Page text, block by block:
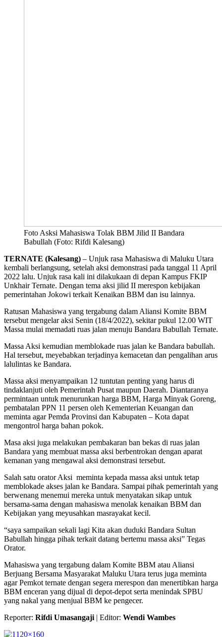
Foto Asksi Mahasiswa Tolak BBM Jilid II Bandara
Babullah (Foto: Rifdi Kalesang)
TERNATE (Kalesang) – Unjuk rasa Mahasiswa di Maluku Utara
kembali berlangsung, setelah aksi demonstrasi pada tanggal 11 April
2022 lalu. Unjuk rasa kali ini dilakukaan di depan Kampus FKIP
Unkhair Ternate. Dengan tema aksi jilid II merespon kebijakan
pemerintahan Jokowi terkait Kenaikan BBM dan isu lainnya.
Ratusan Mahasiswa yang tergabung dalam Aliansi Komite BBM
tersebut mengelar aksi Senin (18/4/2022), sekitar pukul 12.00 WIT
Massa mulai memadati ruas jalan menuju Bandara Babullah Ternate.
Massa Aksi kemudian memblokade ruas jalan ke Bandara babullah.
Hal tersebut, meyebabkan terjadinya kemacetan dan pengalihan arus
lalulintas ke Bandara.
Massa aksi menyampaikan 12 tuntutan penting yang harus di
tindaklanjuti oleh Pemerintah Pusat maupun Daerah. Diantaranya
permintaan untuk menurunkan harga BBM, Harga Minyak Goreng,
pembatalan PPN 11 persen oleh Kementerian Keuangan dan
meminta agar Pemda Provinsi dan Kabupaten – Kota dapat
mengontrol harga bahan pokok.
Masa aksi juga melakukan pembakaran ban bekas di ruas jalan
Bandara yang membuat massa aksi berbentrokan dengan aparat
kemanan yang mengawal aksi demonstrasi tersebut.
Salah satu orator Aksi meminta kepada massa aksi untuk tetap
memblokade akses jalan ke Bandara. Sampai pihak pemerintah yang
berwenang menemui mereka untuk menyatakan sikap untuk
bersama-sama dengan mahasiswa menolak kenaikan BBM dan
Kebijakan yang meyusahkan masrayakat kecil.
“saya sampaikan sekali lagi Kita akan duduki Bandara Sultan
Babullah hingga pihak terkait datang bertemu massa aksi” Tegas
Orator.
Mahasiswa yang tergabung dalam Komite BBM atau Aliansi
Berjuang Bersama Masyarakat Maluku Utara terus juga meminta
agar Pemkot ternate dengan segera merespon dan menertibkan harga
BBM enceran yang dijual di depot-depot serta menindak SPBU
yang nakal yang menjual BBM ke pengecer.
Reporter: Rifdi Umasangaji | Editor: Wendi Wambes